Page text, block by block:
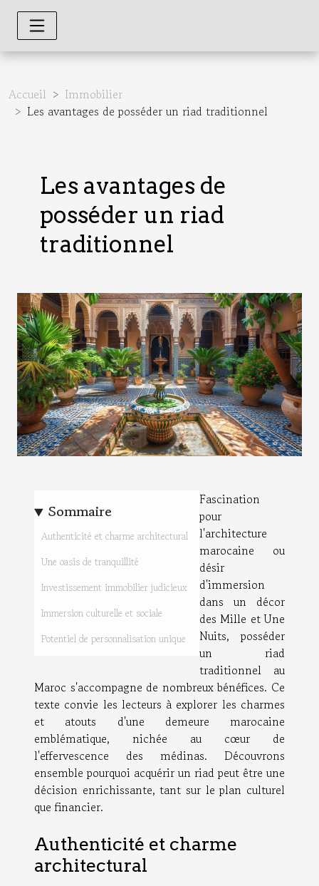
Accueil
Immobilier
Les avantages de posséder un riad traditionnel
Les avantages de
posséder un riad
traditionnel
Sommaire
Authenticité et charme architectural
Une oasis de tranquillité
Investissement immobilier judicieux
Immersion culturelle et sociale
Potentiel de personnalisation unique
Fascination
pour
l'architecture
marocaine ou
désir
d'immersion
dans un décor
des Mille et Une
Nuits, posséder
un riad
traditionnel au
Maroc s'accompagne de nombreux bénéfices. Ce
texte convie les lecteurs à explorer les charmes
et atouts d'une demeure marocaine
emblématique, nichée au cœur de
l'effervescence des médinas. Découvrons
ensemble pourquoi acquérir un riad peut être une
décision enrichissante, tant sur le plan culturel
que financier.
Authenticité et charme
architectural